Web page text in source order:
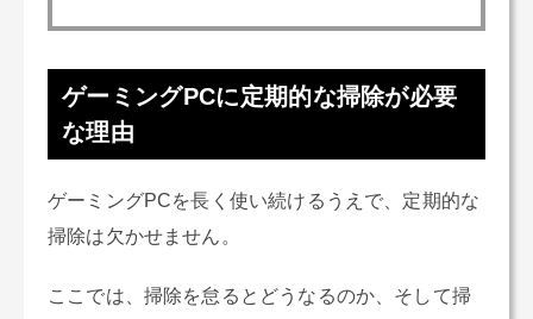
ゲーミングPCに定期的な掃除が必要
な理由
ゲーミングPCを長く使い続けるうえで、定期的な
掃除は欠かせません。
ここでは、掃除を怠るとどうなるのか、そして掃